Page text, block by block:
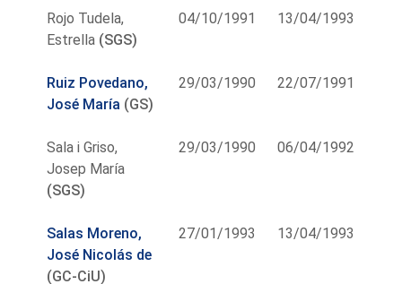
Rojo Tudela,
Estrella (SGS)
04/10/1991 13/04/1993
Ruiz Povedano,
José María (GS)
29/03/1990 22/07/1991
Sala i Griso,
Josep María
(SGS)
29/03/1990 06/04/1992
Salas Moreno,
José Nicolás de
(GC-CiU)
27/01/1993 13/04/1993